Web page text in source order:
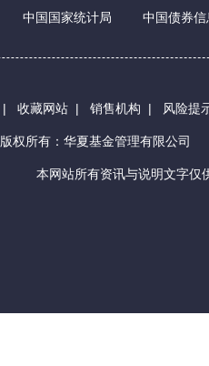
中国国家统计局 中国债券信
| 收藏网站 | 销售机构 | 风险提
版权所有：华夏基金管理有限公司
本网站所有资讯与说明文字仅